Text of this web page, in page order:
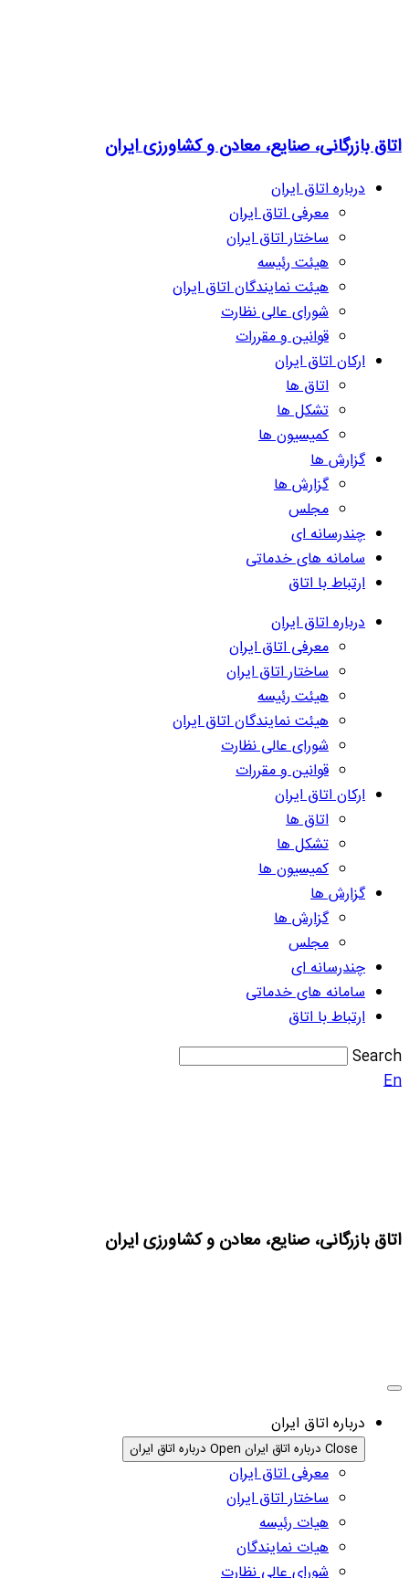
اتاق بازرگانی، صنایع، معادن و کشاورزی ایران
درباره اتاق ایران
معرفی اتاق ایران
ساختار اتاق ایران
هیئت رئیسه
هیئت نمایندگان اتاق ایران
شورای عالی نظارت
قوانین و مقررات
ارکان اتاق ایران
اتاق ها
تشکل ها
کمیسیون ها
گزارش ها
گزارش ها
مجلس
چندرسانه ای
سامانه های خدماتی
ارتباط با اتاق
درباره اتاق ایران
معرفی اتاق ایران
ساختار اتاق ایران
هیئت رئیسه
هیئت نمایندگان اتاق ایران
شورای عالی نظارت
قوانین و مقررات
ارکان اتاق ایران
اتاق ها
تشکل ها
کمیسیون ها
گزارش ها
گزارش ها
مجلس
چندرسانه ای
سامانه های خدماتی
ارتباط با اتاق
Search
En
اتاق بازرگانی، صنایع، معادن و کشاورزی ایران
درباره اتاق ایران
Close درباره اتاق ایران Open درباره اتاق ایران
معرفی اتاق ایران
ساختار اتاق ایران
هیات رئیسه
هیات نمایندگان
شورای عالی نظارت